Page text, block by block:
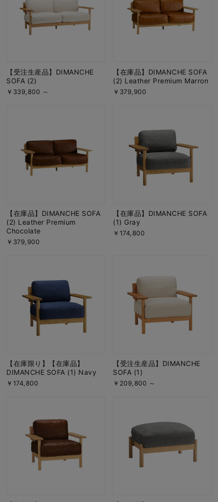
【受注生産品】DIMANCHE
SOFA (2)
￥339,800 ～
【在庫品】DIMANCHE SOFA
(2) Leather Premium Marron
￥379,900
【在庫品】DIMANCHE SOFA
(2) Leather Premium
Chocolate
￥379,900
【在庫品】DIMANCHE SOFA
(1) Gray
￥174,800
【在庫限り】【在庫品】
DIMANCHE SOFA (1) Navy
￥174,800
【受注生産品】DIMANCHE
SOFA (1)
￥209,800 ～